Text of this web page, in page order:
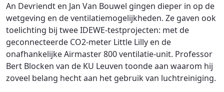
An Devriendt en Jan Van Bouwel gingen dieper in op de
wetgeving en de ventilatiemogelijkheden. Ze gaven ook
toelichting bij twee IDEWE-testprojecten: met de
geconnecteerde CO2-meter Little Lilly en de
onafhankelijke Airmaster 800 ventilatie-unit. Professor
Bert Blocken van de KU Leuven toonde aan waarom hij
zoveel belang hecht aan het gebruik van luchtreiniging.